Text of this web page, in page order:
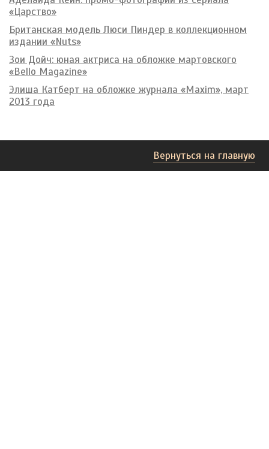
«Царство»
Британская модель Люси Пиндер в коллекционном
издании «Nuts»
Зои Дойч: юная актриса на обложке мартовского
«Bello Magazine»
Элиша Катберт на обложке журнала «Maxim», март
2013 года
Вернуться на главную